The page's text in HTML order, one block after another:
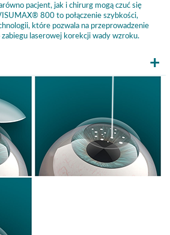
pacjent, jak i chirurg mogą czuć się
800 to połączenie szybkości,
które pozwala na przeprowadzenie
laserowej korekcji wady wzroku.